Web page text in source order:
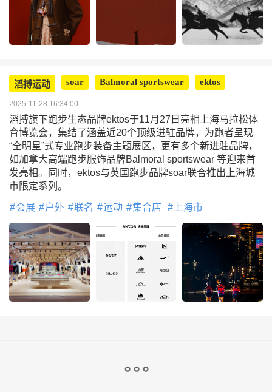
滔搏运动 soar Balmoral sportswear ektos
2025-11-28 16:34:00
滔搏旗下跑步生态品牌ektos于11月27日亮相上海马拉松体
育博览会，集结了涵盖近20个顶级进驻品牌，为跑者呈现
“全明星”式专业跑步装备主题展区，更有多个新进驻品牌，
如加拿大高端跑步服饰品牌Balmoral sportswear 等迎来首
发亮相。同时，ektos与英国跑步品牌soar联合推出上海城
市限定系列。
会展 户外 联名 运动 集合店 上海市